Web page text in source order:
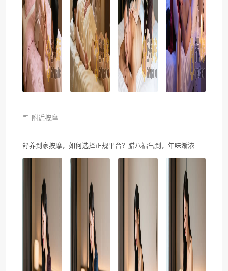
附近按摩
舒养到家按摩，如何选择正规平台？腊八福气到，年味渐浓